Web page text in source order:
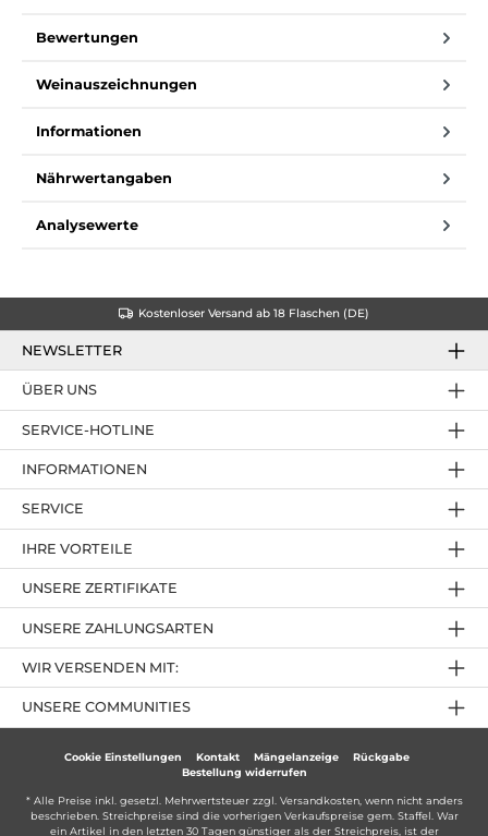
Bewertungen
Weinauszeichnungen
Informationen
Nährwertangaben
Analysewerte
Kostenloser Versand ab 18 Flaschen (DE)
NEWSLETTER
SERVICE-HOTLINE
IHRE VORTEILE
UNSERE ZAHLUNGSARTEN
ÜBER UNS
UNSERE ZERTIFIKATE
INFORMATIONEN
SERVICE
UNSERE COMMUNITIES
WIR VERSENDEN MIT:
Cookie Einstellungen Kontakt Mängelanzeige
Rückgabe
Bestellung widerrufen
* Alle Preise inkl. gesetzl. Mehrwertsteuer zzgl. Versandkosten, wenn nicht anders
beschrieben. Streichpreise sind die vorherigen Verkaufspreise gem. Staffel. War
ein Artikel in den letzten 30 Tagen günstiger als der Streichpreis, ist der